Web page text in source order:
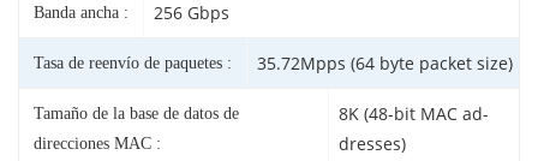
Banda ancha : 256 Gbps
Tasa de reenvío de paquetes : 35.72Mpps (64 byte packet size)
Tamaño de la base de datos de
direcciones MAC :
8K (48-bit MAC ad-
dresses)